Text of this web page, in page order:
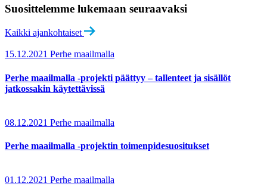
Suosittelemme lukemaan seuraavaksi
Kaikki ajankohtaiset
15.12.2021 Perhe maailmalla
Perhe maailmalla -projekti päättyy – tallenteet ja sisällöt
jatkossakin käytettävissä
08.12.2021 Perhe maailmalla
Perhe maailmalla -projektin toimenpidesuositukset
01.12.2021 Perhe maailmalla